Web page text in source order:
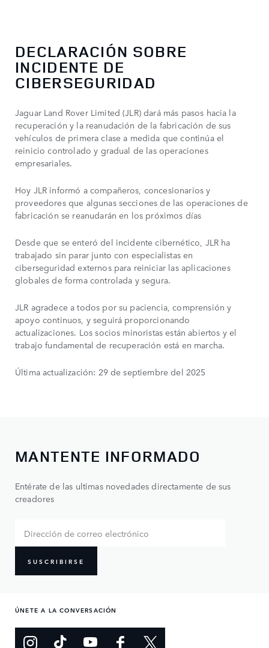
DECLARACIÓN SOBRE
INCIDENTE DE
CIBERSEGURIDAD
Jaguar Land Rover Limited (JLR) dará más pasos hacia la
recuperación y la reanudación de la fabricación de sus
vehículos de primera clase a medida que continúa el
reinicio controlado y gradual de las operaciones
empresariales.
Hoy JLR informó a compañeros, concesionarios y
proveedores que algunas secciones de las operaciones de
fabricación se reanudarán en los próximos días​
Desde que se enteró del incidente cibernético, JLR ha
trabajado sin parar junto con especialistas en
ciberseguridad externos para reiniciar las aplicaciones
globales de forma controlada y segura​.
JLR agradece a todos por su paciencia, comprensión y
apoyo continuos, y seguirá proporcionando
actualizaciones. Los socios minoristas están abiertos y el
trabajo fundamental de recuperación está en marcha.
Última actualización: 29 de septiembre del 2025
MANTENTE INFORMADO
Entérate de las ultimas novedades directamente de sus
creadores
SUSCRIBIRSE
ÚNETE A LA CONVERSACIÓN